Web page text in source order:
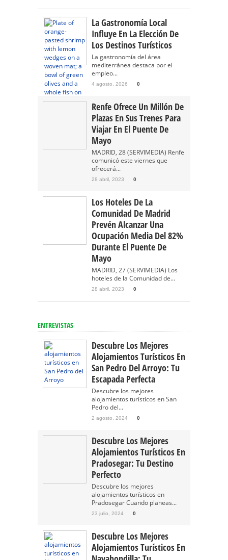
La Gastronomía Local
Influye En La Elección De
Los Destinos Turísticos
La gastronomía del área
mediterránea destaca por el
empleo...
4 agosto, 2026 0
Renfe Ofrece Un Millón De
Plazas En Sus Trenes Para
Viajar En El Puente De
Mayo
MADRID, 28 (SERVIMEDIA) Renfe
comunicó este viernes que
ofrecerá...
28 abril, 2023 0
Los Hoteles De La
Comunidad De Madrid
Prevén Alcanzar Una
Ocupación Media Del 82%
Durante El Puente De
Mayo
MADRID, 27 (SERVIMEDIA) Los
hoteles de la Comunidad de...
28 abril, 2023 0
ENTREVISTAS
Descubre Los Mejores
Alojamientos Turísticos En
San Pedro Del Arroyo: Tu
Escapada Perfecta
Descubre los mejores
alojamientos turísticos en San
Pedro del...
2 agosto, 2024 0
Descubre Los Mejores
Alojamientos Turísticos En
Pradosegar: Tu Destino
Perfecto
Descubre los mejores
alojamientos turísticos en
Pradosegar Cuando planeas...
23 julio, 2024 0
Descubre Los Mejores
Alojamientos Turísticos En